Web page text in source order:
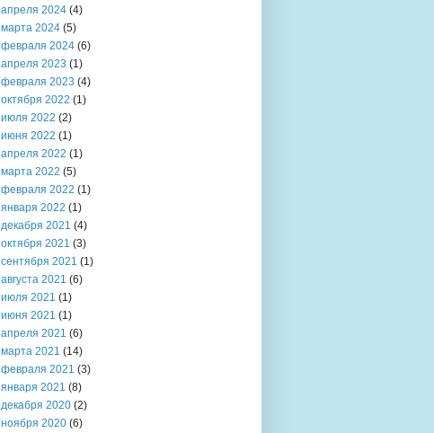
апреля 2024 (4)
марта 2024 (5)
февраля 2024 (6)
апреля 2023 (1)
февраля 2023 (4)
октября 2022 (1)
июля 2022 (2)
июня 2022 (1)
апреля 2022 (1)
марта 2022 (5)
февраля 2022 (1)
января 2022 (1)
декабря 2021 (4)
октября 2021 (3)
сентября 2021 (1)
августа 2021 (6)
июля 2021 (1)
июня 2021 (1)
апреля 2021 (6)
марта 2021 (14)
февраля 2021 (3)
января 2021 (8)
декабря 2020 (2)
ноября 2020 (6)